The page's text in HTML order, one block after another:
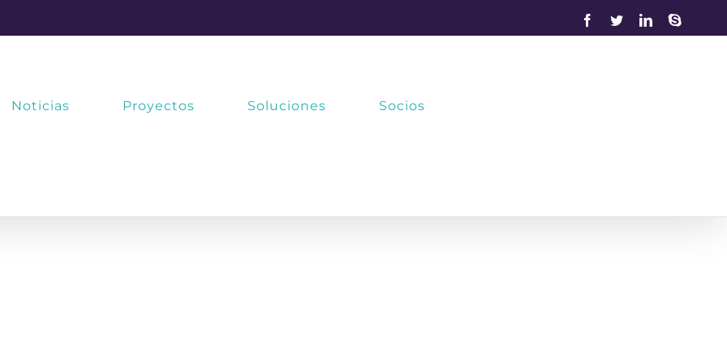
Facebook
TwitterLinkedInSkype
Noticias Proyectos Soluciones Socios